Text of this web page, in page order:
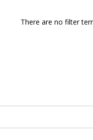
There are no filter